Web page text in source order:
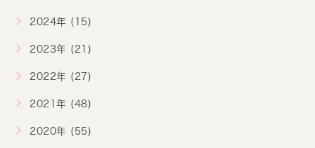
2024年 (15)
2023年 (21)
2022年 (27)
2021年 (48)
2020年 (55)